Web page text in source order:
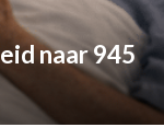
naar 945